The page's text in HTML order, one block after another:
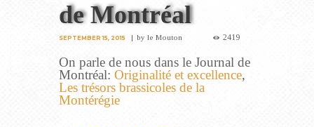
de Montréal
SEPTEMBER 15, 2015 byle Mouton 2419
On parle de nous dans le Journal de
Montréal: Originalité et excellence,
Les trésors brassicoles de la
Montérégie